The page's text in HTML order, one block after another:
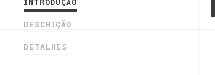
DESCRIÇÃO
DETALHES